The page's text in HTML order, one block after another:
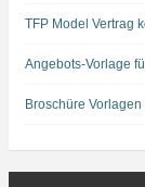
TFP Model Vertrag
Angebots-Vorlage
Broschüre